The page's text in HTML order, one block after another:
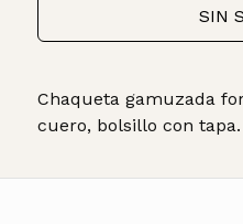
SIN
Chaqueta gamuzada
cuero, bolsillo con tapa.